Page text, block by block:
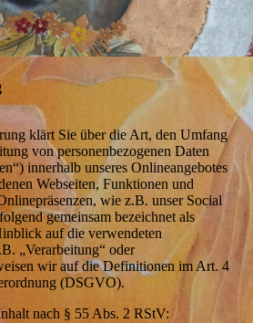
klärt Sie über die Art, den Umfang
von personenbezogenen Daten
innerhalb unseres Onlineangebotes
Webseiten, Funktionen und
wie z.B. unser Social
gemeinsam bezeichnet als
auf die verwendeten
„Verarbeitung“ oder
wir auf die Definitionen im Art. 4
(DSGVO).
nach § 55 Abs. 2 RStV: